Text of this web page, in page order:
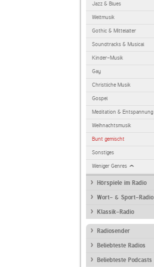
Jazz & Blues
Weltmusik
Gothic & Mittelalter
Soundtracks & Musical
Kinder-Musik
Gay
Christliche Musik
Gospel
Meditation & Entspannung
Weihnachtsmusik
Bunt gemischt
Sonstiges
Weniger Genres
Hörspiele im Radio
Wort- & Sport-Radio
Klassik-Radio
Radiosender
Beliebteste Radios
Beliebteste Podcasts